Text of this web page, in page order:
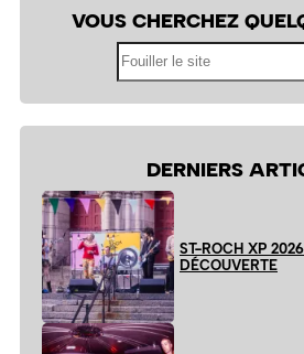
VOUS CHERCHEZ
DERNIERS
ST-ROCH XP
DÉCOUVERTE